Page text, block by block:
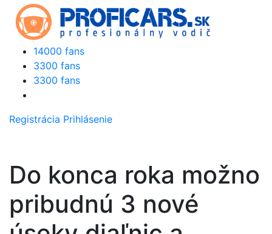
14000 fans
3300 fans
3300 fans
Registrácia Prihlásenie
Do konca roka možno
pribudnú 3 nové